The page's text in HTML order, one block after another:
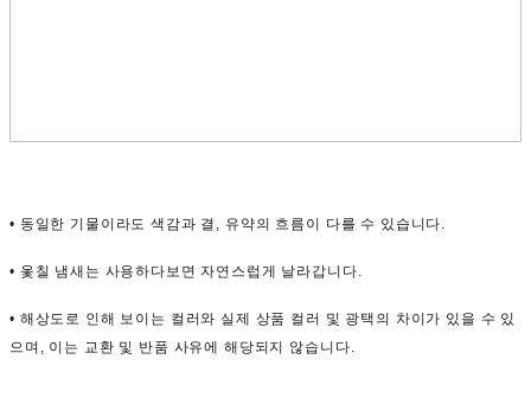
• 동일한 기물이라도 색감과 결, 유약의 흐름이 다를 수 있습니다.
• 옻칠 냄새는 사용하다보면 자연스럽게 날라갑니다.
• 해상도로 인해 보이는 컬러와 실제 상품 컬러 및 광택의 차이가 있을 수 있
으며, 이는 교환 및 반품 사유에 해당되지 않습니다.